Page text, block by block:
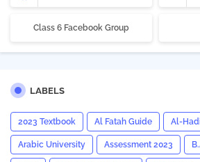
Class 6 Facebook Group
LABELS
2023 Textbook Al Fatah Guide Al-
Arabic University Assessment 2023